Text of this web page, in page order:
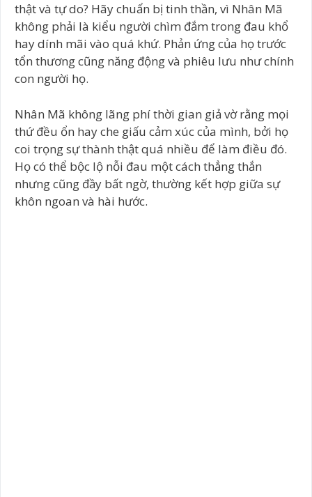
thật và tự do? Hãy chuẩn bị tinh thần, vì Nhân Mã
không phải là kiểu người chìm đắm trong đau khổ
hay dính mãi vào quá khứ. Phản ứng của họ trước
tổn thương cũng năng động và phiêu lưu như chính
con người họ.
Nhân Mã không lãng phí thời gian giả vờ rằng mọi
thứ đều ổn hay che giấu cảm xúc của mình, bởi họ
coi trọng sự thành thật quá nhiều để làm điều đó.
Họ có thể bộc lộ nỗi đau một cách thẳng thắn
nhưng cũng đầy bất ngờ, thường kết hợp giữa sự
khôn ngoan và hài hước.